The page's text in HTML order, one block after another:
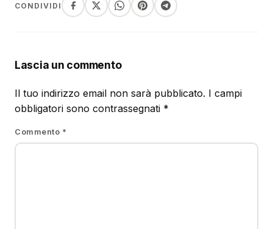
CONDIVIDI
Lascia un commento
Il tuo indirizzo email non sarà pubblicato. I campi
obbligatori sono contrassegnati *
Commento *